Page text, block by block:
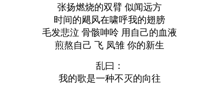
张扬燃烧的双臂 似闻远方
时间的飓风在啸呼我的翅膀
毛发悲泣 骨骸呻呤 用自己的血液
煎熬自己 飞 凤雏 你的新生
乱曰：
我的歌是一种不灭的向往